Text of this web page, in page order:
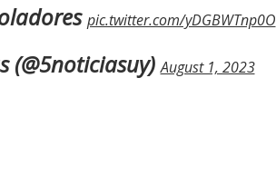
pic.twitter.com/yDGBWTnp0O
(@5noticiasuy)August 1, 2023